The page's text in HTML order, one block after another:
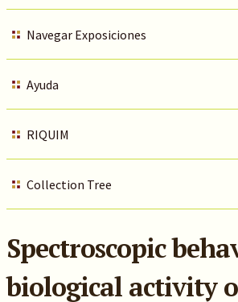
Navegar Exposiciones
Ayuda
RIQUIM
Collection Tree
Spectroscopic
biological activity